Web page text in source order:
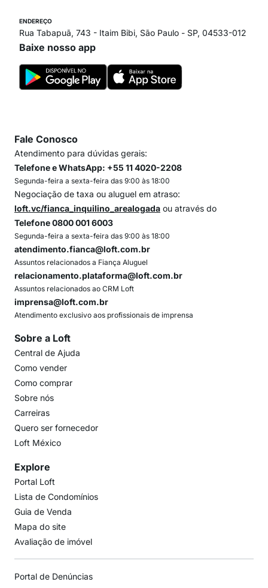
ENDEREÇO
Rua Tabapuã, 743 - Itaim Bibi, São Paulo - SP, 04533-012
Baixe nosso app
Fale Conosco
Atendimento para dúvidas gerais:
Telefone e WhatsApp: +55 11 4020-2208
Segunda-feira a sexta-feira das 9:00 às 18:00
Negociação de taxa ou aluguel em atraso:
loft.vc/fianca_inquilino_arealogada ou através do
Telefone 0800 001 6003
Segunda-feira a sexta-feira das 9:00 às 18:00
atendimento.fianca@loft.com.br
Assuntos relacionados a Fiança Aluguel
relacionamento.plataforma@loft.com.br
Assuntos relacionados ao CRM Loft
imprensa@loft.com.br
Atendimento exclusivo aos profissionais de imprensa
Sobre a Loft
Central de Ajuda
Como vender
Como comprar
Sobre nós
Carreiras
Quero ser fornecedor
Loft México
Explore
Portal Loft
Lista de Condomínios
Guia de Venda
Mapa do site
Avaliação de imóvel
Portal de Denúncias